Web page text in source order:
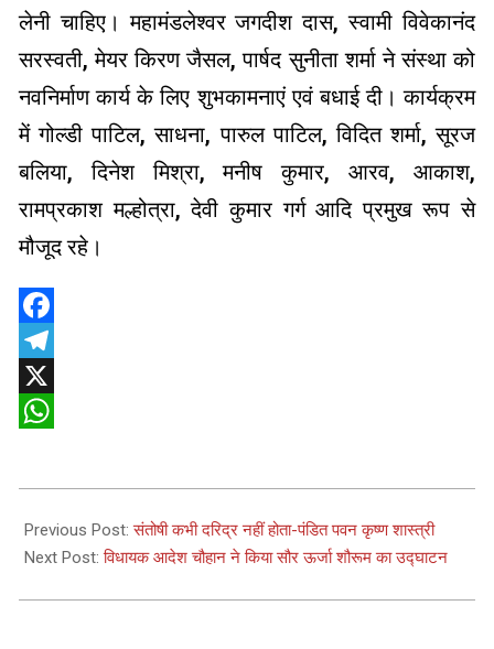
लेनी चाहिए। महामंडलेश्वर जगदीश दास, स्वामी विवेकानंद
सरस्वती, मेयर किरण जैसल, पार्षद सुनीता शर्मा ने संस्था को
नवनिर्माण कार्य के लिए शुभकामनाएं एवं बधाई दी। कार्यक्रम
में गोल्डी पाटिल, साधना, पारुल पाटिल, विदित शर्मा, सूरज
बलिया, दिनेश मिश्रा, मनीष कुमार, आरव, आकाश,
रामप्रकाश मल्होत्रा, देवी कुमार गर्ग आदि प्रमुख रूप से
मौजूद रहे।
Facebook
Telegram
X
06-
09
Previous Post:संतोषी कभी दरिद्र नहीं होता-पंडित पवन कृष्ण शास्त्री
Next Post:विधायक आदेश चौहान ने किया सौर ऊर्जा शौरूम का उद्घाटन